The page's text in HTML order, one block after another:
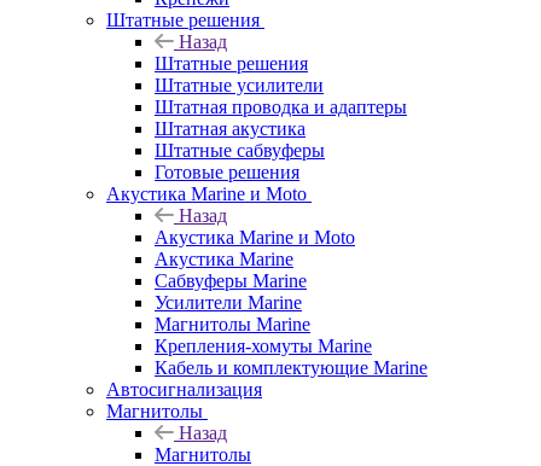
Штатные решения
Назад
Штатные решения
Штатные усилители
Штатная проводка и адаптеры
Штатная акустика
Штатные сабвуферы
Готовые решения
Акустика Marine и Moto
Назад
Акустика Marine и Moto
Акустика Marine
Сабвуферы Marine
Усилители Marine
Магнитолы Marine
Крепления-хомуты Marine
Кабель и комплектующие Marine
Автосигнализация
Магнитолы
Назад
Магнитолы